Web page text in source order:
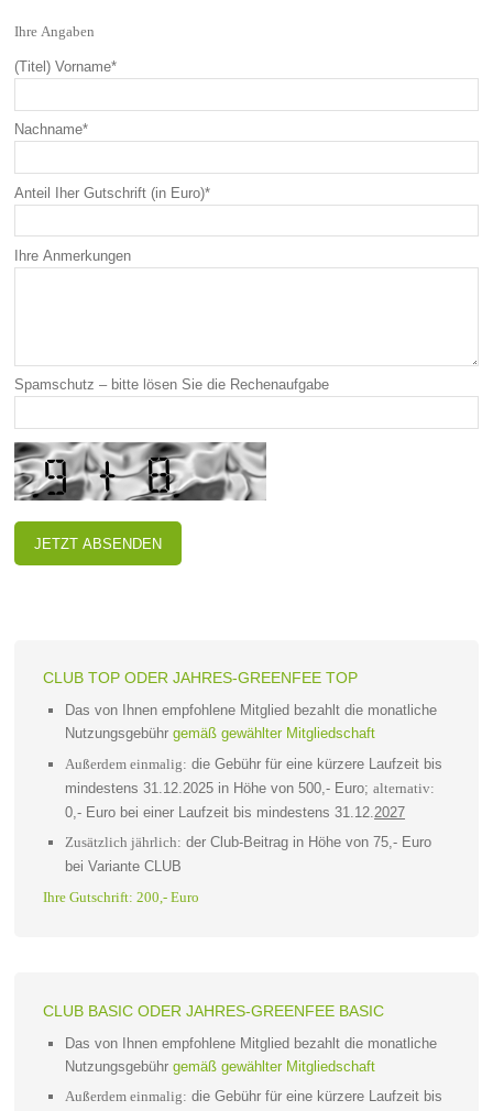
Ihre Angaben
(Titel) Vorname*
Nachname*
Anteil Iher Gutschrift (in Euro)*
Ihre Anmerkungen
Spamschutz – bitte lösen Sie die Rechenaufgabe
CLUB TOP ODER JAHRES-GREENFEE TOP
Das von Ihnen empfohlene Mitglied bezahlt die monatliche
Nutzungsgebührgemäß gewählter Mitgliedschaft
Außerdem einmalig: die Gebühr für eine kürzere Laufzeit bis
mindestens 31.12.2025 in Höhe von 500,- Euro;alternativ:
0,- Euro bei einer Laufzeit bis mindestens 31.12. 2027
Zusätzlich jährlich: der Club-Beitrag in Höhe von 75,- Euro
bei Variante CLUB
Ihre Gutschrift: 200,- Euro
CLUB BASIC ODER JAHRES-GREENFEE BASIC
Das von Ihnen empfohlene Mitglied bezahlt die monatliche
Nutzungsgebührgemäß gewählter Mitgliedschaft
Außerdem einmalig: die Gebühr für eine kürzere Laufzeit bis